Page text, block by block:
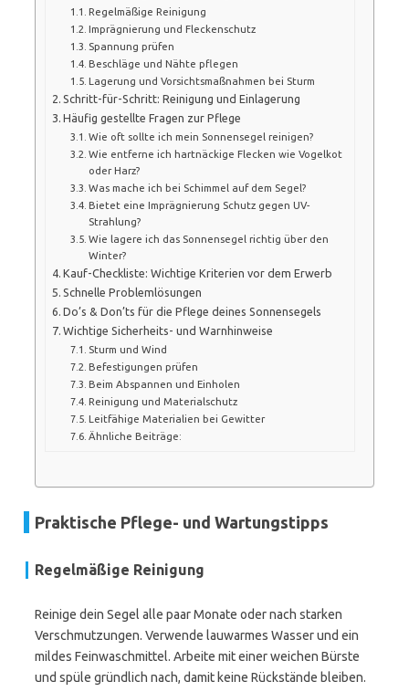
Regelmäßige Reinigung
Imprägnierung und Fleckenschutz
Spannung prüfen
Beschläge und Nähte pflegen
Lagerung und Vorsichtsmaßnahmen bei Sturm
Schritt-für-Schritt: Reinigung und Einlagerung
Häufig gestellte Fragen zur Pflege
Wie oft sollte ich mein Sonnensegel reinigen?
Wie entferne ich hartnäckige Flecken wie Vogelkot
oder Harz?
Was mache ich bei Schimmel auf dem Segel?
Bietet eine Imprägnierung Schutz gegen UV-
Strahlung?
Wie lagere ich das Sonnensegel richtig über den
Winter?
Kauf-Checkliste: Wichtige Kriterien vor dem Erwerb
Schnelle Problemlösungen
Do’s & Don’ts für die Pflege deines Sonnensegels
Wichtige Sicherheits- und Warnhinweise
Sturm und Wind
Befestigungen prüfen
Beim Abspannen und Einholen
Reinigung und Materialschutz
Leitfähige Materialien bei Gewitter
Ähnliche Beiträge:
Praktische Pflege- und Wartungstipps
Regelmäßige Reinigung
Reinige dein Segel alle paar Monate oder nach starken
Verschmutzungen. Verwende lauwarmes Wasser und ein
mildes Feinwaschmittel. Arbeite mit einer weichen Bürste
und spüle gründlich nach, damit keine Rückstände bleiben.